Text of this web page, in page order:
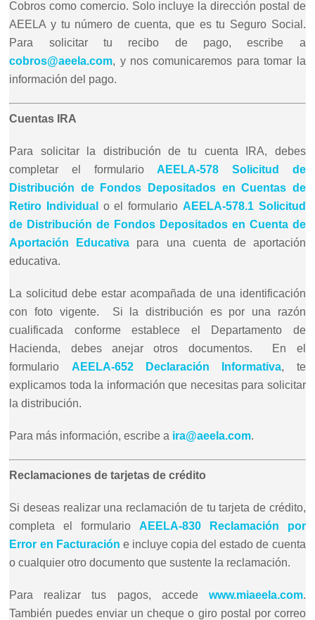
Cobros como comercio. Solo incluye la dirección postal de
AEELA y tu número de cuenta, que es tu Seguro Social.
Para solicitar tu recibo de pago, escribe a
cobros@aeela.com, y nos comunicaremos para tomar la
información del pago.
Cuentas IRA
Para solicitar la distribución de tu cuenta IRA, debes
completar el formularioAEELA-578 Solicitud de
Distribución de Fondos Depositados en Cuentas de
Retiro Individual o el formulario AEELA-578.1 Solicitud
de Distribución de Fondos Depositados en Cuenta de
Aportación Educativa para una cuenta de aportación
educativa.
La solicitud debe estar acompañada de una identificación
con foto vigente. Si la distribución es por una razón
cualificada conforme establece el Departamento de
Hacienda, debes anejar otros documentos. En el
formulario AEELA-652 Declaración Informativa, te
explicamos toda la información que necesitas para solicitar
la distribución.
Para más información, escribe a ira@aeela.com.
Reclamaciones de tarjetas de crédito
Si deseas realizar una reclamación de tu tarjeta de crédito,
completa el formulario AEELA-830 Reclamación por
Error en Facturación e incluye copia del estado de cuenta
o cualquier otro documento que sustente la reclamación.
Para realizar tus pagos, accede www.miaeela.com.
También puedes enviar un cheque o giro postal por correo